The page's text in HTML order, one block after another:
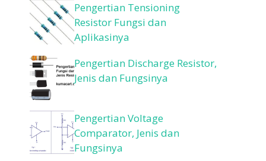
Pengertian Tensioning
Resistor Fungsi dan
Aplikasinya
Pengertian Discharge Resistor,
Jenis dan Fungsinya
Pengertian Voltage
Comparator, Jenis dan
Fungsinya